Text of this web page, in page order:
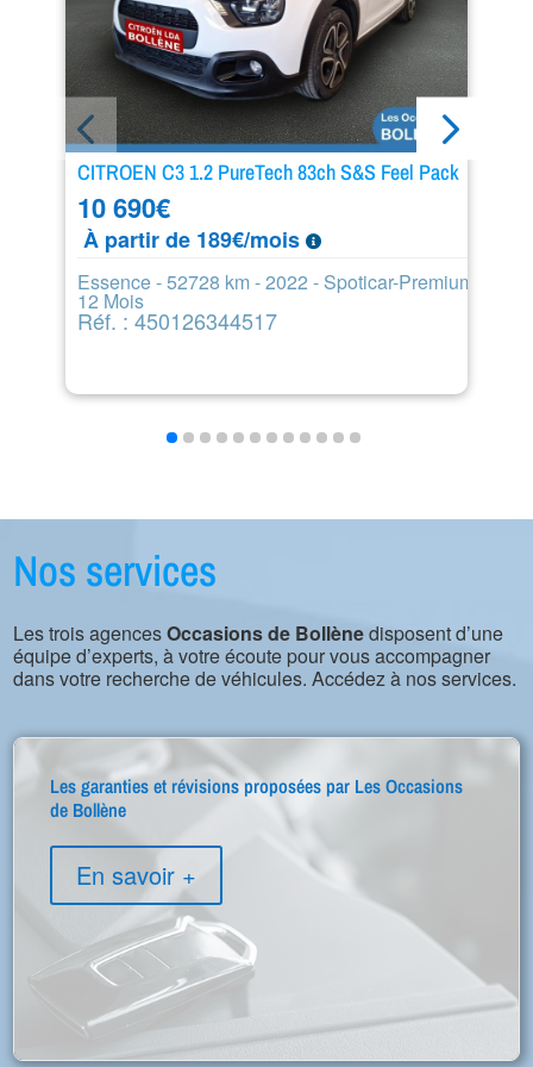
CITROEN C3 1.2 PureTech 83ch S&S Feel Pack
10 690€
À partir de 189€/mois
Essence - 52728 km - 2022 - Spoticar-Premium
12 Mois
Réf. : 450126344517
Nos services
Les trois agencesOccasions de Bollènedisposent d’une
équipe d’experts, à votre écoute pour vous accompagner
dans votre recherche de véhicules. Accédez à nos services.
Les garanties et révisions proposées par Les Occasions
de Bollène
En savoir +